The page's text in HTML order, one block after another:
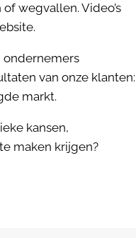
wegvallen. Video’s
ondernemers
van onze klanten:
markt.
kansen,
maken krijgen?